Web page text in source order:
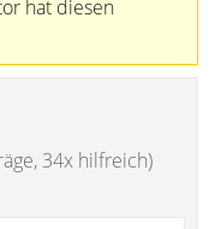
hat diesen
34x hilfreich)